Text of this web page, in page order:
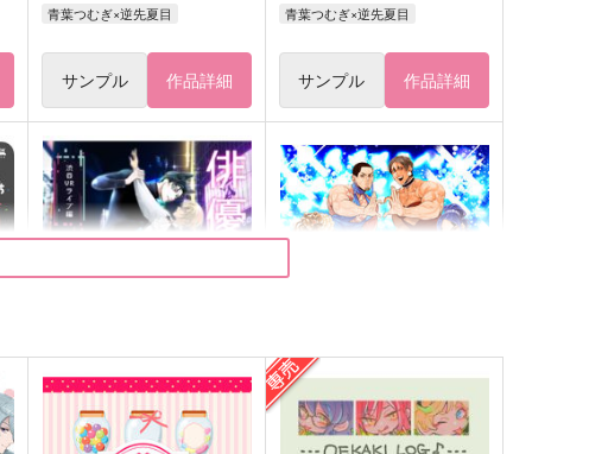
青葉つむぎ×逆先夏目
サンプル 作品詳細
青葉つむぎ×逆先夏目
サンプル 作品詳細